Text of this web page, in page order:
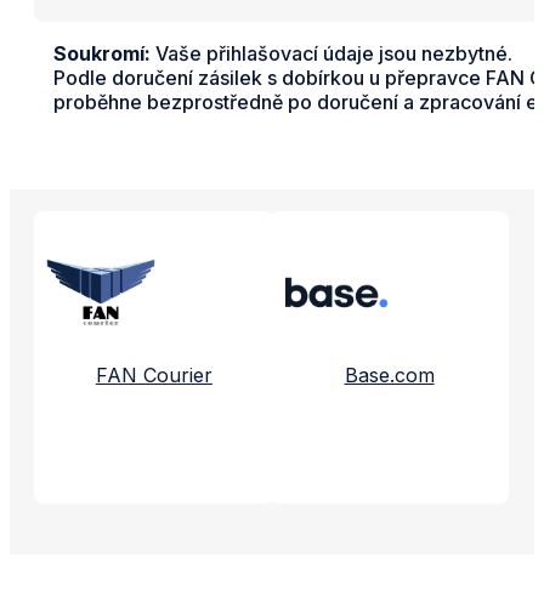
Soukromí: Vaše přihlašovací údaje jsou nezbytné.
Podle doručení zásilek s dobírkou u přepravce FAN
proběhne bezprostředně po doručení a zpracování
FAN Courier Base.com